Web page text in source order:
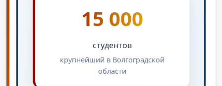
15 000
студентов
крупнейший в Волгоградской
области